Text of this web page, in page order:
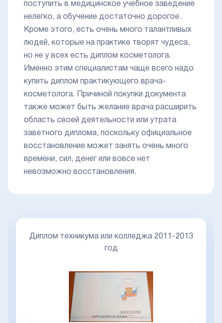
поступить в медицинское учебное заведение
нелегко, а обучение достаточно дорогое.
Кроме этого, есть очень много талантливых
людей, которые на практике творят чудеса,
но не у всех есть диплом косметолога.
Именно этим специалистам чаще всего надо
купить диплом практикующего врача-
косметолога. Причиной покупки документа
также может быть желание врача расширить
область своей деятельности или утрата
заветного диплома, поскольку официальное
восстановление может занять очень много
времени, сил, денег или вовсе нет
невозможно восстановления.
Диплом техникума или колледжа 2011-2013
год